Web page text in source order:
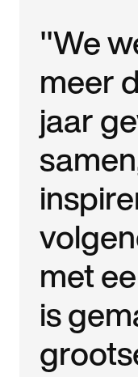
"We
meer
jaar
met
is